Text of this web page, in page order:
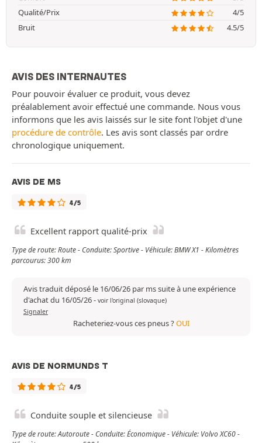
Qualité/Prix
4/5
Bruit
4.5/5
AVIS DES INTERNAUTES
Pour pouvoir évaluer ce produit, vous devez
préalablement avoir effectué une commande. Nous vous
informons que les avis laissés sur le site font l'objet d'une
procédure de contrôle. Les avis sont classés par ordre
chronologique uniquement.
AVIS DE MS
4/5
Excellent rapport qualité-prix
Type de route: Route - Conduite: Sportive - Véhicule: BMW X1 - Kilomètres
parcourus: 300 km
Avis traduit déposé le 16/06/26 par ms suite à une expérience
d'achat du 16/05/26- voir l'original (slovaque)
Signaler
Racheteriez-vous ces pneus ?OUI
AVIS DE NORMUNDS T
4/5
Conduite souple et silencieuse
Type de route: Autoroute - Conduite: Économique - Véhicule: Volvo XC60 -